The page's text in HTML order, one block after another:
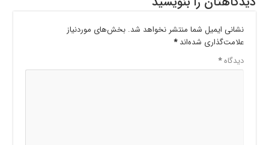
نشانی ایمیل شما منتشر نخواهد شد. بخش‌های موردنیاز
علامت‌گذاری شده‌اند*
دیدگاه*